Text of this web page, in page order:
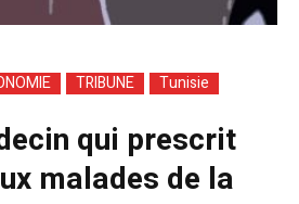
TRIBUNE Tunisie
qui prescrit
malades de la